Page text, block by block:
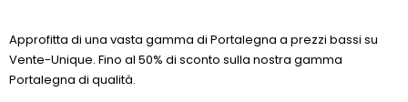
Approfitta di una vasta gamma di Portalegna a prezzi bassi su
Vente-Unique. Fino al 50% di sconto sulla nostra gamma
Portalegna di qualità.